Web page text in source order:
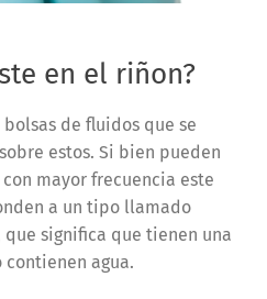
en el riñon?
de fluidos que se
estos. Si bien pueden
mayor frecuencia este
a un tipo llamado
significa que tienen una
agua.